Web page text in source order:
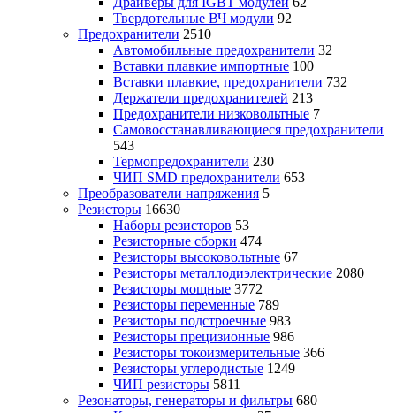
Твердотельные ВЧ модули 92
Предохранители 2510
Автомобильные предохранители 32
Вставки плавкие импортные 100
Вставки плавкие, предохранители 732
Держатели предохранителей 213
Предохранители низковольтные 7
Самовосстанавливающиеся предохранители
543
Термопредохранители 230
ЧИП SMD предохранители 653
Преобразователи напряжения 5
Резисторы 16630
Наборы резисторов 53
Резисторные сборки 474
Резисторы высоковольтные 67
Резисторы металлодиэлектрические 2080
Резисторы мощные 3772
Резисторы переменные 789
Резисторы подстроечные 983
Резисторы прецизионные 986
Резисторы токоизмерительные 366
Резисторы углеродистые 1249
ЧИП резисторы 5811
Резонаторы, генераторы и фильтры 680